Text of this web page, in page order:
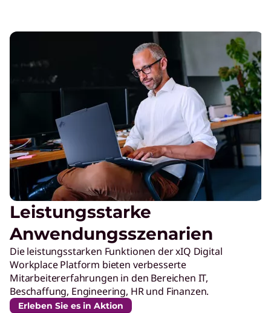
Leistungsstarke
Anwendungsszenarien
Die leistungsstarken Funktionen der xIQ Digital
Workplace Platform bieten verbesserte
Mitarbeitererfahrungen in den Bereichen IT,
Beschaffung, Engineering, HR und Finanzen.
Erleben Sie es in Aktion